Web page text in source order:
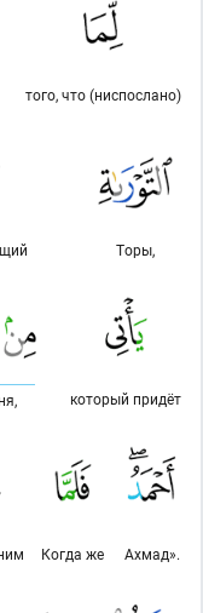
того, что (ниспослано)
Торы,
который придёт
Ахмад».
Когда же